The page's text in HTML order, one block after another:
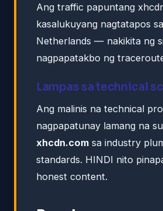
Ang traffic papuntang
kasalukuyang nagtatapos
Netherlands — nakikita ng
nagpapatakbo ng
Lampas sa technical
Ang malinis na technical
nagpapatunay lamang na
xhcdn.com sa industry
standards. HINDI nito
honest content.